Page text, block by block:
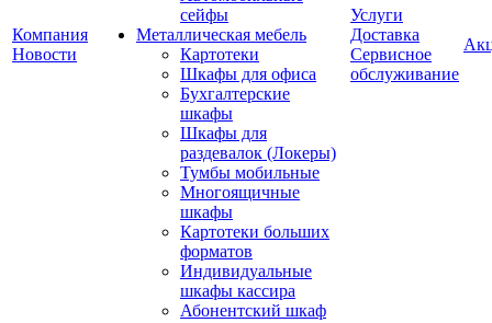
Компания
Новости
сейфы
Металлическая мебель
Картотеки
Шкафы для офиса
Бухгалтерские
шкафы
Шкафы для
раздевалок (Локеры)
Тумбы мобильные
Многоящичные
шкафы
Картотеки больших
форматов
Индивидуальные
шкафы кассира
Абонентский шкаф
Услуги
Доставка
Сервисное
обслуживание